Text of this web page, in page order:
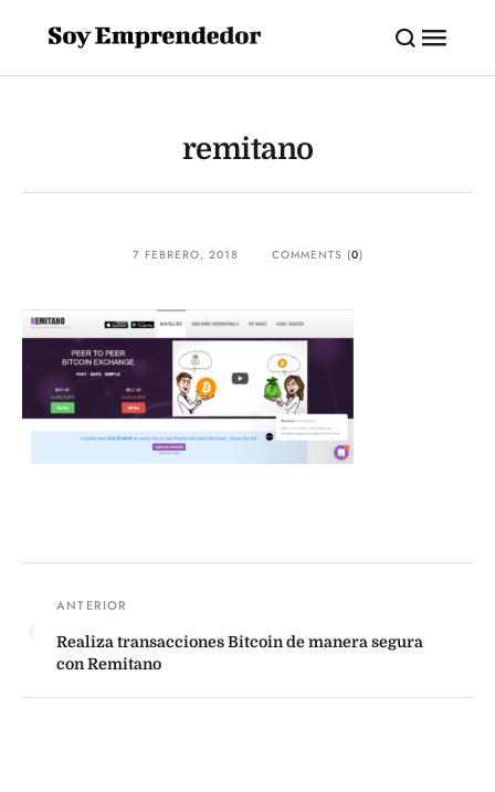
remitano
7 FEBRERO, 2018 COMMENTS (0)
Realiza transacciones Bitcoin de manera segura
con Remitano